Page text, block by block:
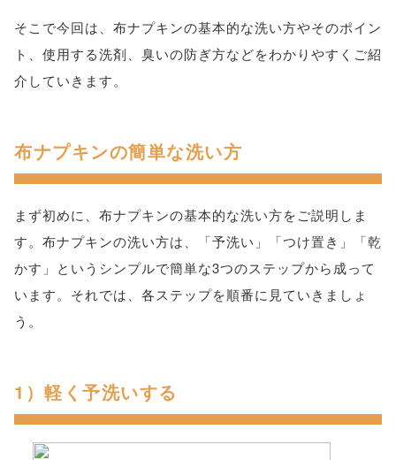
そこで今回は、布ナプキンの基本的な洗い方やそのポイン
ト、使用する洗剤、臭いの防ぎ方などをわかりやすくご紹
介していきます。
布ナプキンの簡単な洗い方
まず初めに、布ナプキンの基本的な洗い方をご説明しま
す。布ナプキンの洗い方は、「予洗い」「つけ置き」「乾
かす」というシンプルで簡単な3つのステップから成って
います。それでは、各ステップを順番に見ていきましょ
う。
1）軽く予洗いする